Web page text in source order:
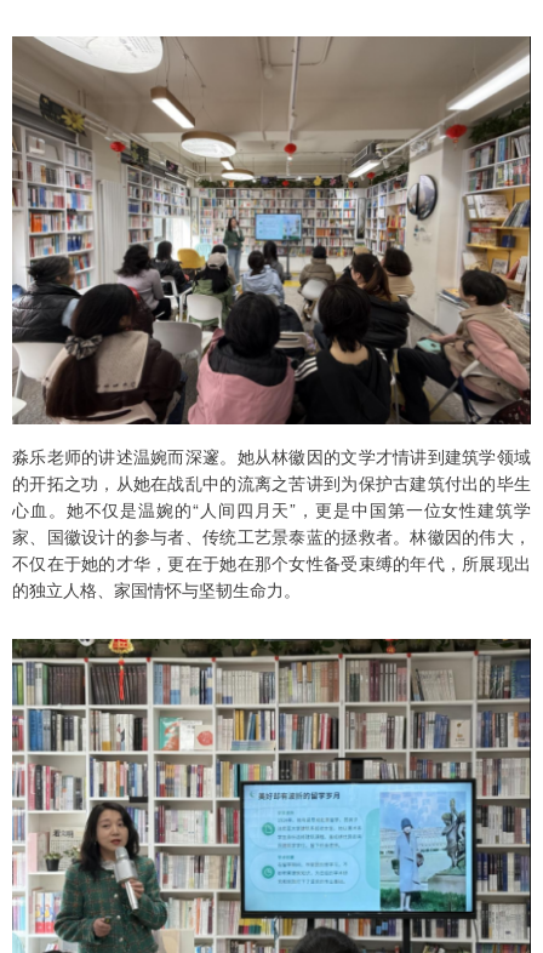
淼乐老师的讲述温婉而深邃。她从林徽因的文学才情讲到建筑学领域
的开拓之功，从她在战乱中的流离之苦讲到为保护古建筑付出的毕生
心血。她不仅是温婉的“人间四月天”，更是中国第一位女性建筑学
家、国徽设计的参与者、传统工艺景泰蓝的拯救者。林徽因的伟大，
不仅在于她的才华，更在于她在那个女性备受束缚的年代，所展现出
的独立人格、家国情怀与坚韧生命力。